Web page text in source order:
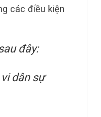
các điều kiện
đây:
dân sự